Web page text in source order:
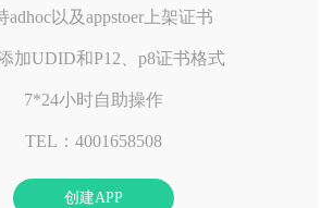
adhoc以及appstoer上架证书
加UDID和P12、p8证书格式
7*24小时自助操作
TEL：4001658508
创建APP